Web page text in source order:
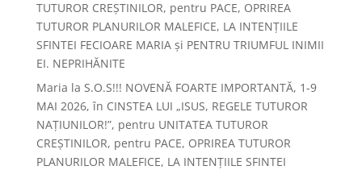
TUTUROR CREȘTINILOR, pentru PACE, OPRIREA
TUTUROR PLANURILOR MALEFICE, LA INTENȚIILE
SFINTEI FECIOARE MARIA și PENTRU TRIUMFUL INIMII
EI. NEPRIHĂNITE
Maria la S.O.S!!! NOVENĂ FOARTE IMPORTANTĂ, 1-9
MAI 2026, în CINSTEA LUI „ISUS, REGELE TUTUROR
NAȚIUNILOR!”, pentru UNITATEA TUTUROR
CREȘTINILOR, pentru PACE, OPRIREA TUTUROR
PLANURILOR MALEFICE, LA INTENȚIILE SFINTEI